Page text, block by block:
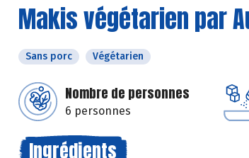
Makis végétarien par
Sans porc Végétarien
Nombre de personnes
6 personnes
Ingrédients